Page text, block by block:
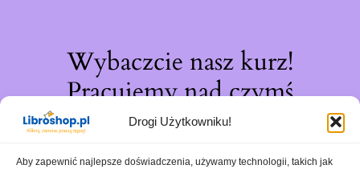
Drogi Użytkowniku!
Aby zapewnić najlepsze doświadczenia, używamy technologii, takich jak
Wybaczcie nasz kurz!
Pracujemy nad czymś
niesamowitym – sprawdź
wkrótce!